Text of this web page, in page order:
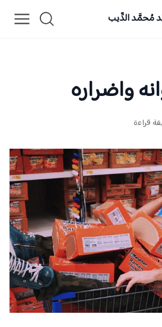
مُحمَّد الدِّيب
واضراره